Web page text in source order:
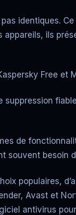
identiques.
ils
Free
suppression
de
souvent besoin
populaires,
Avast et
antivirus